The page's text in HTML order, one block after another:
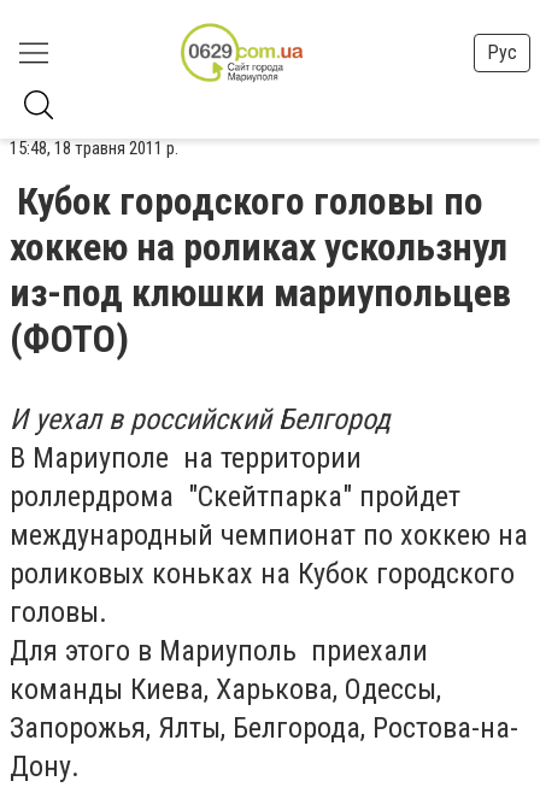
Рус
15:48, 18 травня 2011 р.
Кубок городского головы по
хоккею на роликах ускользнул
из-под клюшки мариупольцев
(ФОТО)
И уехал в российский Белгород
В Мариуполе на территории
роллердрома "Скейтпарка" пройдет
международный чемпионат по хоккею на
роликовых коньках на Кубок городского
головы.
Для этого в Мариуполь приехали
команды Киева, Харькова, Одессы,
Запорожья, Ялты, Белгорода, Ростова-на-
Дону.